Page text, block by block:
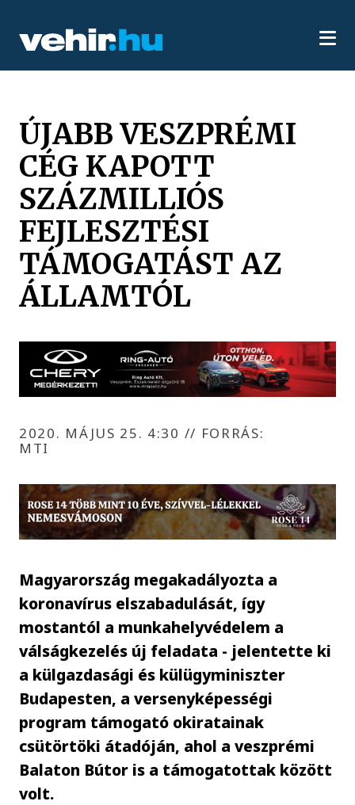
ÚJABB VESZPRÉMI
CÉG KAPOTT
SZÁZMILLIÓS
FEJLESZTÉSI
TÁMOGATÁST AZ
ÁLLAMTÓL
2020. MÁJUS 25. 4:30 // FORRÁS:
MTI
Magyarország megakadályozta a
koronavírus elszabadulását, így
mostantól a munkahelyvédelem a
válságkezelés új feladata - jelentette ki
a külgazdasági és külügyminiszter
Budapesten, a versenyképességi
program támogató okiratainak
csütörtöki átadóján, ahol a veszprémi
Balaton Bútor is a támogatottak között
volt.